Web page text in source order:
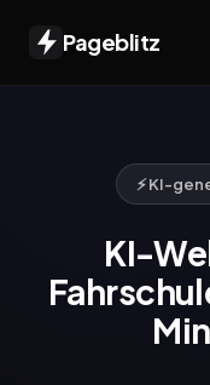
Pageblitz
⚡ KI-
KI-